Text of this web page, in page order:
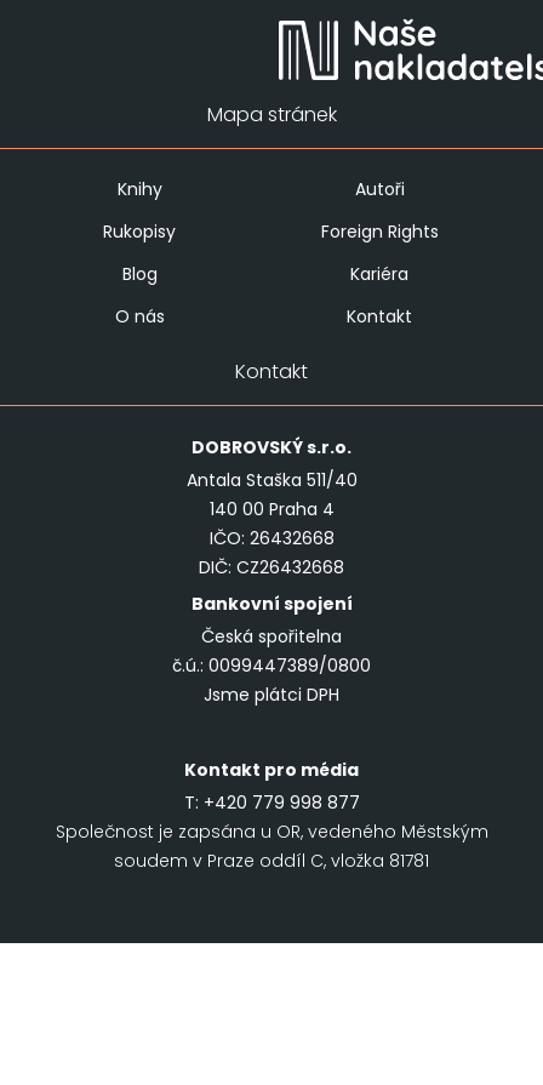
Mapa stránek
Knihy
Autoři
Rukopisy
Foreign Rights
Blog
Kariéra
O nás
Kontakt
Kontakt
DOBROVSKÝs.r.o.
Antala Staška 511/40
140 00 Praha 4
IČO: 26432668
DIČ: CZ26432668
Bankovní spojení
Česká spořitelna
č.ú.: 0099447389/0800
Jsme plátci DPH
Kontakt pro média
T: +420 779 998 877
Společnost je zapsána u OR, vedeného Městským
soudem v Praze oddíl C, vložka 81781